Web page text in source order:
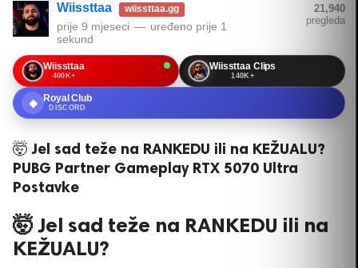
Wiissttaa wiissttaa.gg
prije 9 mjeseci — uređeno prije 1
sekund
21,940
pregleda
Wiissttaa
400K+
Wiissttaa Clips
140K+
◆ Royal Club
DISCORD
🤯 Jel sad teže na RANKEDU ili na KEŽUALU?
PUBG Partner Gameplay RTX 5070 Ultra
Postavke
🤯 Jel sad teže na RANKEDU ili na
KEŽUALU?